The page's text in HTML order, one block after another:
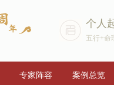
个人
五行+命
专家阵容 案例总览